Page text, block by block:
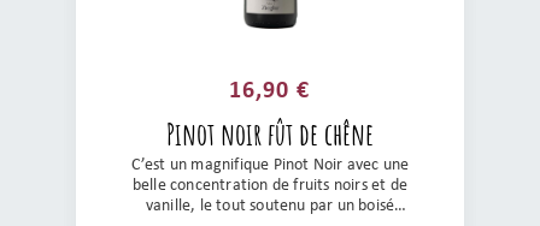
16,90 €
Pinot noir fût de chêne
C’est un magnifique Pinot Noir avec une
belle concentration de fruits noirs et de
vanille, le tout soutenu par un boisé